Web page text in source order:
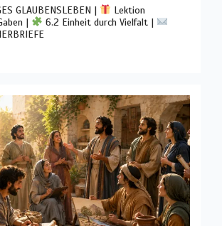
GLAUBENSLEBEN |
Lektion
|
6.2 Einheit durch Vielfalt |